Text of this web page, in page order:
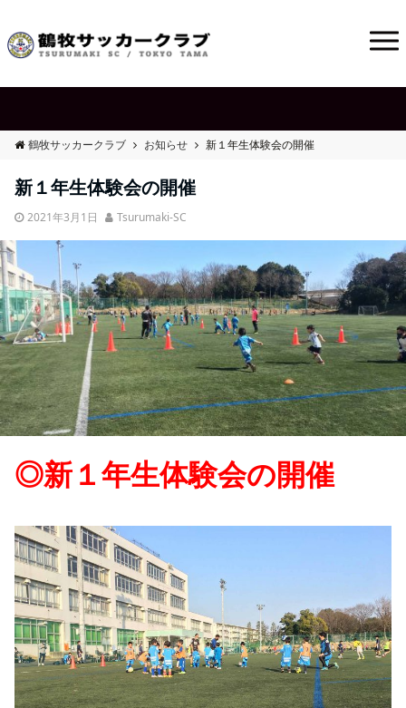
鶴牧サッカークラブ お知らせ 新１年生体験会の開催
新１年生体験会の開催
2021年3月1日 Tsurumaki-SC
◎新１年生体験会の開催